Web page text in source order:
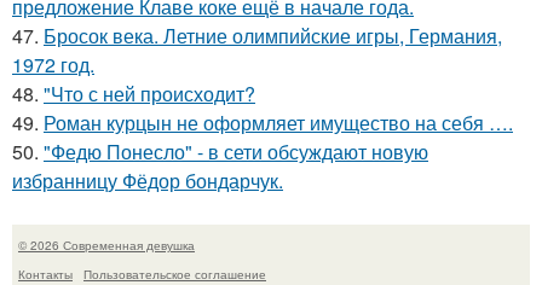
предложение Клаве коке ещё в начале года.
47. Бросок века. Летние олимпийские игры, Германия,
1972 год.
48. "Что с ней происходит?
49. Роман курцын не оформляет имущество на себя ….
50. "Федю Понесло" - в сети обсуждают новую
избранницу Фёдор бондарчук.
© 2026 Современная девушка
Контакты
Пользовательское соглашение